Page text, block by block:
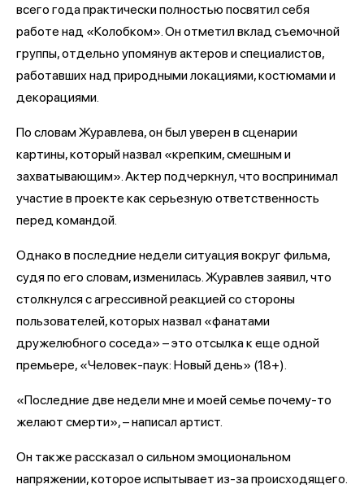
всего года практически полностью посвятил себя
работе над «Колобком». Он отметил вклад съемочной
группы, отдельно упомянув актеров и специалистов,
работавших над природными локациями, костюмами и
декорациями.
По словам Журавлева, он был уверен в сценарии
картины, который назвал «крепким, смешным и
захватывающим». Актер подчеркнул, что воспринимал
участие в проекте как серьезную ответственность
перед командой.
Однако в последние недели ситуация вокруг фильма,
судя по его словам, изменилась. Журавлев заявил, что
столкнулся с агрессивной реакцией со стороны
пользователей, которых назвал «фанатами
дружелюбного соседа» – это отсылка к еще одной
премьере, «Человек-паук: Новый день» (18+).
«Последние две недели мне и моей семье почему-то
желают смерти», – написал артист.
Он также рассказал о сильном эмоциональном
напряжении, которое испытывает из-за происходящего.